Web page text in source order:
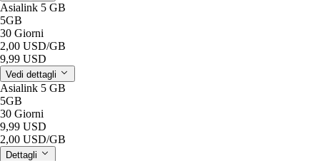
Asialink 5 GB
5GB
30 Giorni
2,00 USD/GB
9,99 USD
Vedi dettagli
Asialink 5 GB
5GB
30 Giorni
9,99 USD
2,00 USD/GB
Dettagli